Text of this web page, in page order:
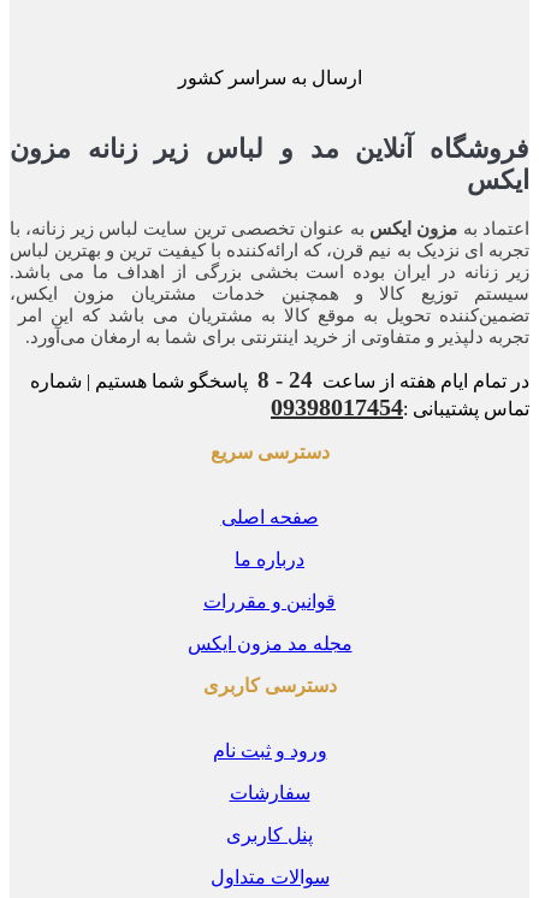
ارسال به سراسر کشور
آنلاین مد و لباس زیر زنانه مزون
بهمزون ایکس به عنوان تخصصی ترین سایت لباس زیر زنانه، با
ای نزدیک به نیم قرن، که ارائه‌کننده با کیفیت ترین و بهترین لباس
زنانه در ایران بوده ‌است بخشی بزرگی از اهداف ما می باشد.
توزیع کالا و همچنین خدمات مشتریان مزون ایکس،
تحویل به موقع کالا به مشتریان می باشد که این امر
دلپذیر و متفاوتی از خرید اینترنتی برای شما به ارمغان می‌آورد.
ایام هفته از ساعت24 - 8
پاسخگو شما هستیم | شماره
پشتیبانی :09398017454
دسترسی سریع
صفحه اصلی
درباره ما
قوانین و مقررات
مجله مد مزون ایکس
دسترسی کاربری
ورود و ثبت نام
سفارشات
پنل کاربری
سوالات متداول